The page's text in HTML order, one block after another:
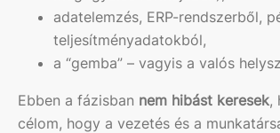
adatelemzés, ERP-rendszerből,
teljesítményadatokból,
a “gemba” – vagyis a valós
Ebben a fázisban nem hibást keresek,
célom, hogy a vezetés és a